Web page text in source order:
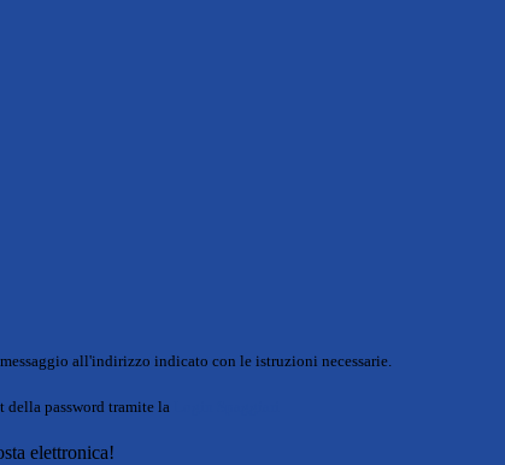
all'indirizzo indicato con le istruzioni necessarie.
della password tramite la
elettronica!